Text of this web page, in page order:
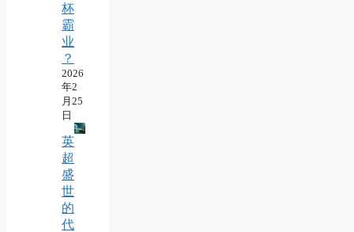
杯
霸
业
？
2026
年2
月25
日
英
超
盛
世
的
代